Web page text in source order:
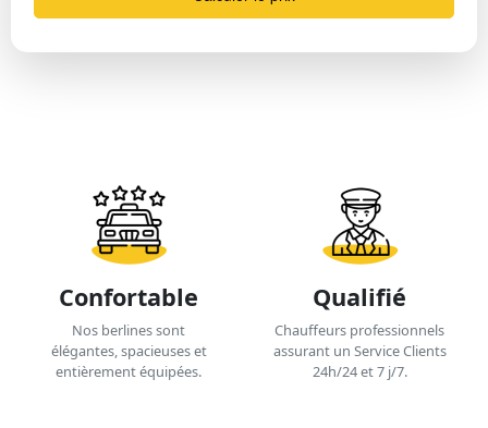
Confortable
Nos berlines sont
élégantes, spacieuses et
entièrement équipées.
Qualifié
Chauffeurs professionnels
assurant un Service Clients
24h/24 et 7 j/7.